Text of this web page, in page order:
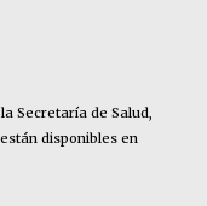
Secretaría de Salud,
disponibles en